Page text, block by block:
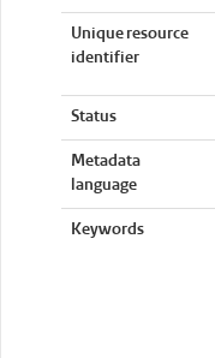
Unique resource
identifier
Status
Metadata
language
Keywords